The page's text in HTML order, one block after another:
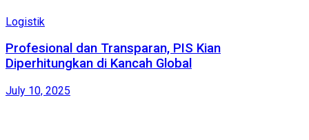
Logistik
Profesional dan Transparan, PIS Kian
Diperhitungkan di Kancah Global
July 10, 2025